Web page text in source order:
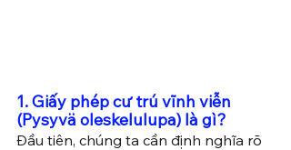
1. Giấy phép cư trú vĩnh viễn
(Pysyvä oleskelulupa) là gì?
Đầu tiên, chúng ta cần định nghĩa rõ